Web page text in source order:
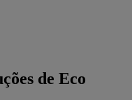
de Eco